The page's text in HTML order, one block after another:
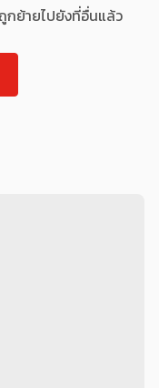
ย้ายไปยังที่อื่นแล้ว